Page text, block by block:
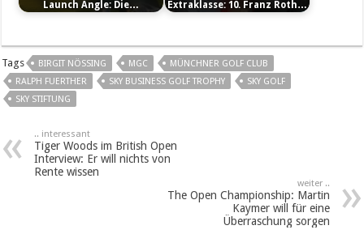
Launch Angle: Die…
Extraklasse: 10. Franz Roth…
Tags BIRGIT NÖSSING MGC
MÜNCHNER GOLF CLUB
RALPH FUERTHER
SKY BUSINESS GOLF TROPHY
SKY GOLF
SKY STIFTUNG
.. interessant
Tiger Woods im British Open
Interview: Er will nichts von
Rente wissen
weiter ..
The Open Championship: Martin
Kaymer will für eine
Überraschung sorgen